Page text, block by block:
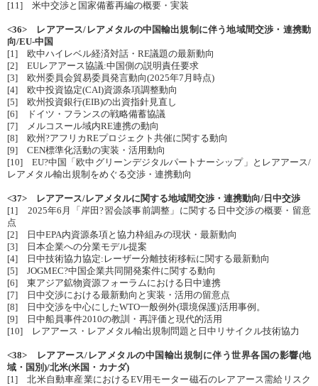
[11] 米中交渉と国家備蓄再編の概要・実装
<36> レアアース/レアメタルの中国輸出規制に伴う地域間交渉・連携動
向/EU-中国
[1] 欧中ハイレベル経済対話・RE議題の最新動向
[2] EUレアアース協議:中国側の説明責任要求
[3] 欧州委員会貿易委員発言動向(2025年7月時点)
[4] 欧中投資協定(CAI)資源条項調整動向
[5] 欧州投資銀行(EIB)の出資指針見直し
[6] ドイツ・フランスの戦略備蓄協議
[7] メルコスール域内RE連携の動向
[8] 欧州?アフリカREプロジェクト共催に関する動向
[9] CEN標準化活動の実装・活用動向
[10] EU?中国「欧中グリーンデジタルパートナーシップ」とレアアース/
レアメタル輸出規制をめぐる交渉・連携動向
<37> レアアース/レアメタルに関する地域間交渉・連携動向/日中交渉
[1] 2025年6月「岸田?習会談事前調整」に関する日中交渉の概要・留意
点
[2] 日中EPA内資源条項と協力枠組みの現状・最新動向
[3] 日本企業への分業モデル提案
[4] 日中技術協力協定:レーザー分離技術移転に関する最新動向
[5] JOGMEC?中国企業共同開発案件に関する動向
[6] 東アジア鉱物資源フォーラムにおける日中連携
[7] 日中交渉における最新動向と実装・活用の留意点
[8] 日中交渉を中心にしたWTO一般例外(環境保護)活用事例。
[9] 日中船員事件2010の教訓・再評価と現代的活用
[10] レアアース・レアメタル輸出規制問題と日中リサイクル技術協力
<38> レアアース/レアメタルの中国輸出規制に伴う世界各国の影響(地
域・国別)/北米(米国・カナダ)
[1] 北米自動車産業におけるEV用モーター磁石のレアアース需給リスク